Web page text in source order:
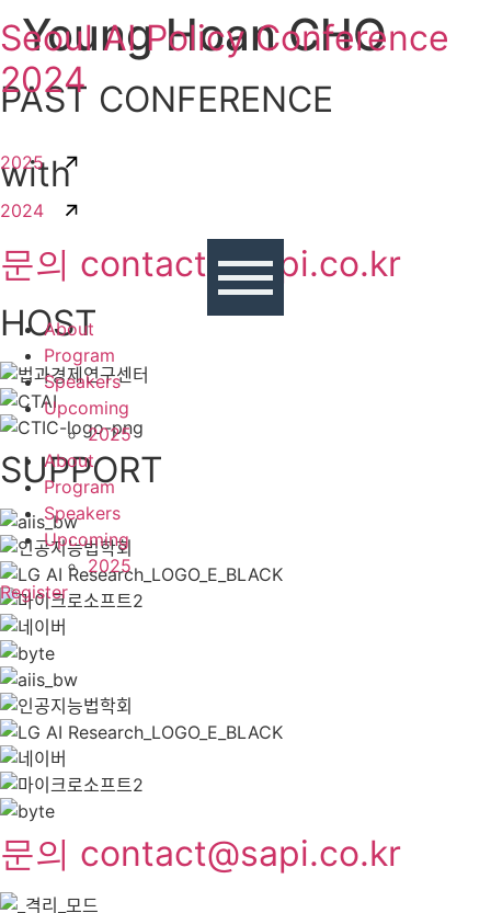
콘텐츠로
건너뛰기
Seoul AI Policy Conference
2024
with
About
Program
Speakers
Upcoming
2025
About
Program
Speakers
Upcoming
2025
Register
Young Hoan CHO
PAST CONFERENCE
2025
2024
문의 contact@sapi.co.kr
HOST
SUPPORT
문의 contact@sapi.co.kr